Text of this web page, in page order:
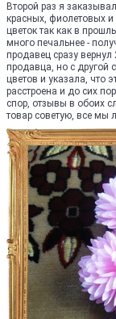
Второй раз я
красных, фиолетовых
цветок так как в
много печальнее -
продавец сразу
продавца, но с другой
цветов и указала, что
расстроена и до сих
спор, отзывы в обоих
товар советую, все мы